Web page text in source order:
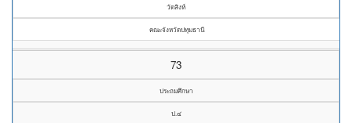
วัดสิงห์
คณะจังหวัดปทุมธานี
73
ประถมศึกษา
ป.๔